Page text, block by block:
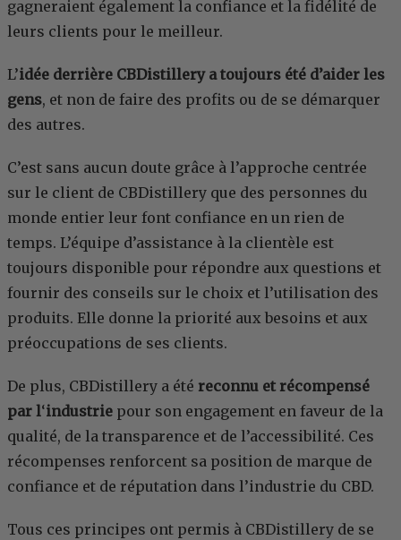
gagneraient également la confiance et la fidélité de
leurs clients pour le meilleur.
L’idée derrière CBDistillery a toujours été d’aider les
gens, et non de faire des profits ou de se démarquer
des autres.
C’est sans aucun doute grâce à l’approche centrée
sur le client de CBDistillery que des personnes du
monde entier leur font confiance en un rien de
temps. L’équipe d’assistance à la clientèle est
toujours disponible pour répondre aux questions et
fournir des conseils sur le choix et l’utilisation des
produits. Elle donne la priorité aux besoins et aux
préoccupations de ses clients.
De plus, CBDistillery a été reconnu et récompensé
par l‘industrie pour son engagement en faveur de la
qualité, de la transparence et de l’accessibilité. Ces
récompenses renforcent sa position de marque de
confiance et de réputation dans l’industrie du CBD.
Tous ces principes ont permis à CBDistillery de se